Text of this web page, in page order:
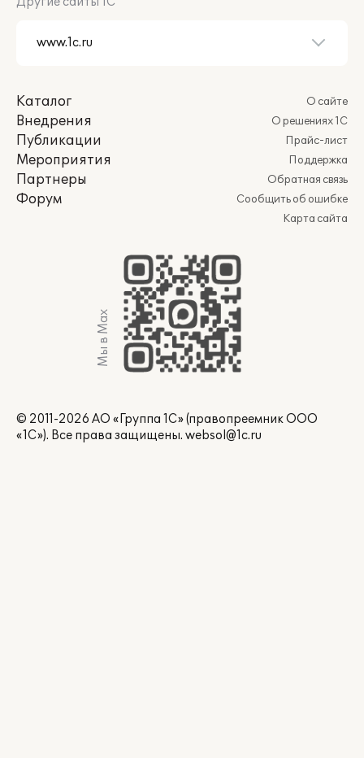
Каталог
Внедрения
Публикации
Мероприятия
Партнеры
Форум
О сайте
О решениях 1С
Прайс-лист
Поддержка
Обратная связь
Сообщить об ошибке
Карта сайта
Мы в Max
© 2011-2026 АО «Группа 1С» (правопреемник ООО
«1С»). Все права защищены. websol@1c.ru